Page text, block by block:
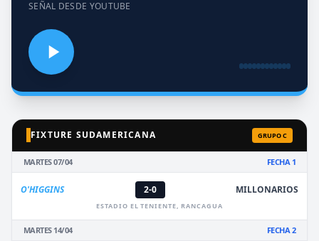
SEÑAL DESDE YOUTUBE
FIXTURE SUDAMERICANA GRUPO C
MARTES 07/04 FECHA 1
O'HIGGINS 2-0 MILLONARIOS
ESTADIO EL TENIENTE, RANCAGUA
MARTES 14/04 FECHA 2